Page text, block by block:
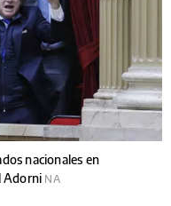
nacionales en
Adorni NA